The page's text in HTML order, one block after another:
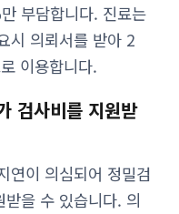
부담합니다. 진료는
시 의뢰서를 받아 2
이용합니다.
검사비를 지원받
연이 의심되어 정밀검
을 수 있습니다. 의